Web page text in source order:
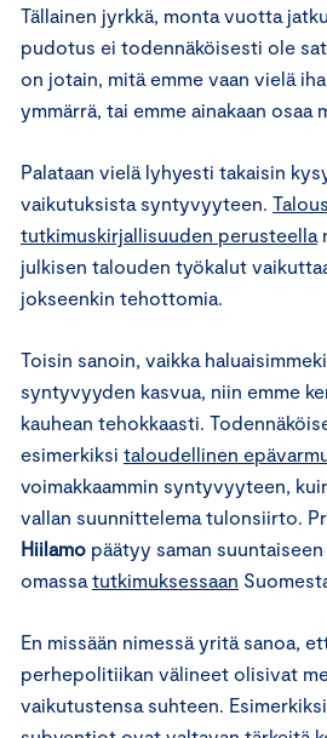
Tällainen jyrkkä, monta vuotta
pudotus ei todennäköisesti ole
on jotain, mitä emme vaan vielä
ymmärrä, tai emme ainakaan osaa
Palataan vielä lyhyesti takaisin
vaikutuksista syntyvyyteen.
tutkimuskirjallisuuden perusteella
julkisen talouden työkalut
jokseenkin tehottomia.
Toisin sanoin, vaikka
syntyvyyden kasvua, niin emme
kauhean tehokkaasti.
esimerkiksi taloudellinen
voimakkaammin syntyvyyteen,
vallan suunnittelema tulonsiirto.
Hiilamo päätyy saman
omassa tutkimuksessaan
En missään nimessä yritä sanoa,
perhepolitiikan välineet olisivat
vaikutustensa suhteen.